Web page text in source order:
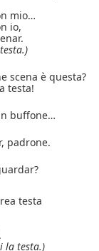
mio…
io,
scena è questa?
testa!
buffone…
padrone.
testa
la testa.)